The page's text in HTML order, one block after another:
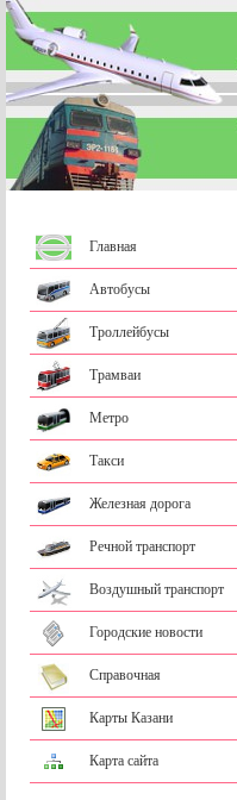
Главная
Автобусы
Троллейбусы
Трамваи
Метро
Такси
Железная дорога
Речной транспорт
Воздушный транспорт
Городские новости
Справочная
Карты Казани
Карта сайта